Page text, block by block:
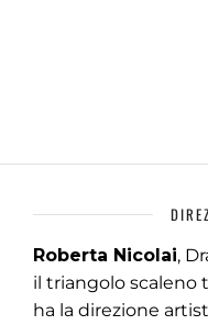
Roberta Nicolai,
il triangolo scaleno
ha la direzione